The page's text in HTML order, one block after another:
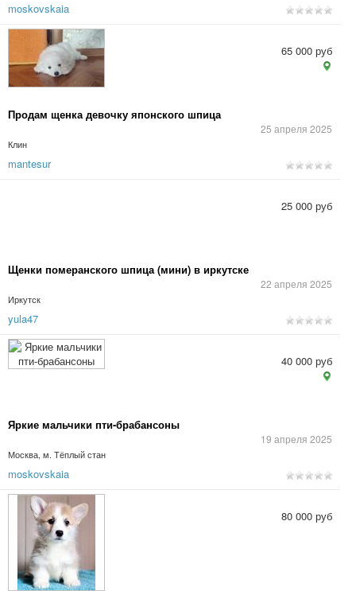
moskovskaia
Продам щенка девочку японского шпица
25 апреля 2025
Клин
65 000 руб
mantesur
Щенки померанского шпица (мини) в иркутске
22 апреля 2025
Иркутск
25 000 руб
yula47
Яркие мальчики пти-брабансоны
19 апреля 2025
Москва, м. Тёплый стан
40 000 руб
moskovskaia
80 000 руб